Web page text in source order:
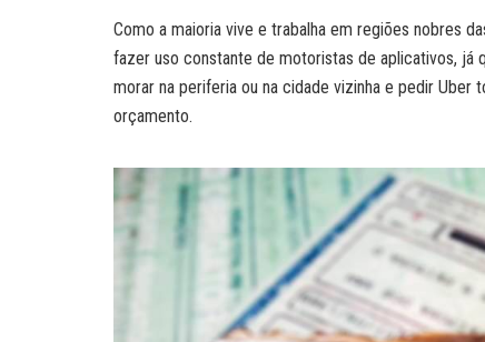
Como a maioria vive e trabalha em regiões nobres
fazer uso constante de motoristas de aplicativos, já
morar na periferia ou na cidade vizinha e pedir
orçamento.